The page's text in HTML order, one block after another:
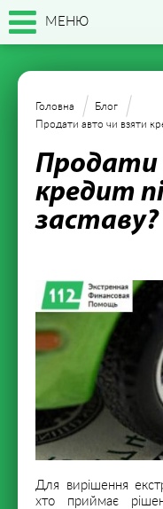
МЕНЮ
Головна
Блог
Продати авто чи взяти
Продати
кредит
заставу?
Для вирішення
хто приймає